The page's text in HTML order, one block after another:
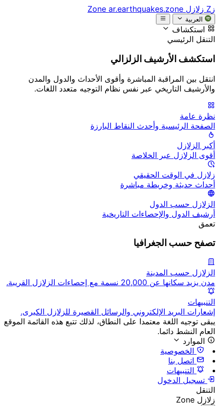
زZ زلازل Zone ar.earthquakes.zone
العربية
استكشاف
التنقل الرئيسي
استكشف الأرشيف الزلزالي
انتقل بين المراقبة المباشرة وأقوى الأحداث والدول والمدن
والأرشيف التاريخي عبر نفس نظام التوجيه متعدد اللغات.
نظرة عامة
الصفحة الرئيسية وأحدث النقاط البارزة
أكبر الزلازل
أقوى الزلازل عبر الخلاصة
زلازل في الوقت الحقيقي
أحداث حديثة وخريطة مباشرة
الزلازل حسب الدول
أرشيف الدول والإحصاءات التاريخية
تعمق
تصفح حسب الجغرافيا
الزلازل حسب المدينة
مدن يزيد سكانها عن 20,000 نسمة مع إحصاءات الزلازل القريبة.
التنبيهات
إشعارات البريد الإلكتروني والرسائل القصيرة للزلازل الكبرى.
يبقى توجيه اللغة معتمدا على النطاق، لذلك تتبع هذه القائمة الموقع
العام النشط دائما.
الموارد
الخصوصية
اتصل بنا
التنبيهات
تسجيل الدخول
التنقل
زلازل Zone